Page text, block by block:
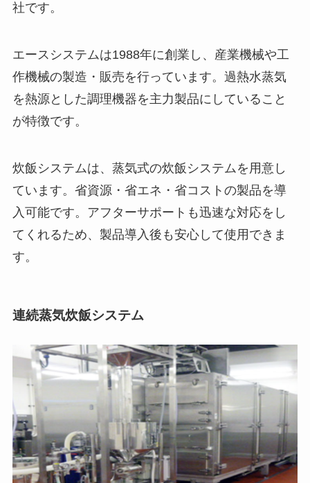
社です。
エースシステムは1988年に創業し、産業機械や工
作機械の製造・販売を行っています。過熱水蒸気
を熱源とした調理機器を主力製品にしていること
が特徴です。
炊飯システムは、蒸気式の炊飯システムを用意し
ています。省資源・省エネ・省コストの製品を導
入可能です。アフターサポートも迅速な対応をし
てくれるため、製品導入後も安心して使用できま
す。
連続蒸気炊飯システム